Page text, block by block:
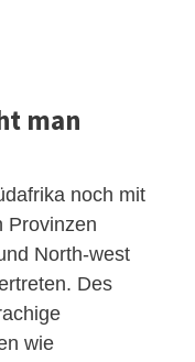
man
noch mit
Provinzen
North-west
Des
wie